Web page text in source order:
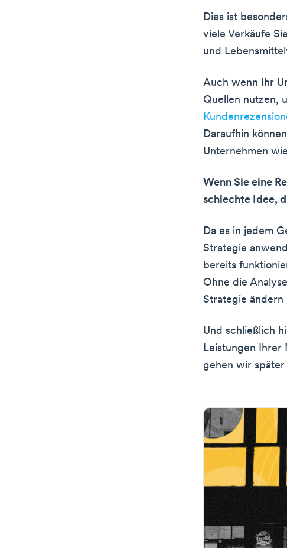
Dies ist
viele Verkäufe
und
Auch wenn Ihr
Quellen nutzen,
Daraufhin
Unternehmen
Wenn Sie eine
schlechte Idee,
Da es in jedem
Strategie
bereits
Ohne die
Strategie ändern
Und schließlich
Leistungen Ihrer
gehen wir später